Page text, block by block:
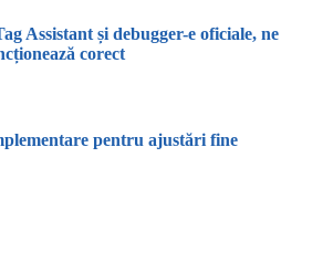
Assistant și debugger-e oficiale, ne
corect
pentru ajustări fine